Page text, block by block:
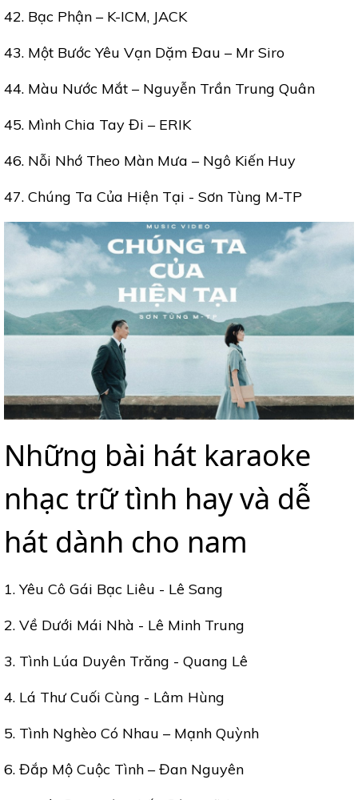
42. Bạc Phận – K-ICM, JACK
43. Một Bước Yêu Vạn Dặm Đau – Mr Siro
44. Màu Nước Mắt – Nguyễn Trần Trung Quân
45. Mình Chia Tay Đi – ERIK
46. Nỗi Nhớ Theo Màn Mưa – Ngô Kiến Huy
47. Chúng Ta Của Hiện Tại - Sơn Tùng M-TP
Những bài hát karaoke
nhạc trữ tình hay và dễ
hát dành cho nam
1. Yêu Cô Gái Bạc Liêu - Lê Sang
2. Về Dưới Mái Nhà - Lê Minh Trung
3. Tình Lúa Duyên Trăng - Quang Lê
4. Lá Thư Cuối Cùng - Lâm Hùng
5. Tình Nghèo Có Nhau – Mạnh Quỳnh
6. Đắp Mộ Cuộc Tình – Đan Nguyên